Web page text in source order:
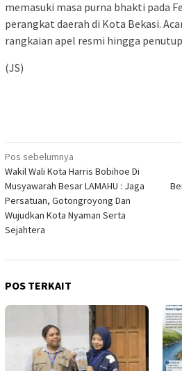
memasuki masa purna bhakti pada
perangkat daerah di Kota Bekasi.
rangkaian apel resmi hingga
(JS)
Navigasi
pos
Pos sebelumnya
Wakil Wali Kota Harris Bobihoe Di
Musyawarah Besar LAMAHU : Jaga
Persatuan, Gotongroyong Dan
Wujudkan Kota Nyaman Serta
Sejahtera
POS TERKAIT